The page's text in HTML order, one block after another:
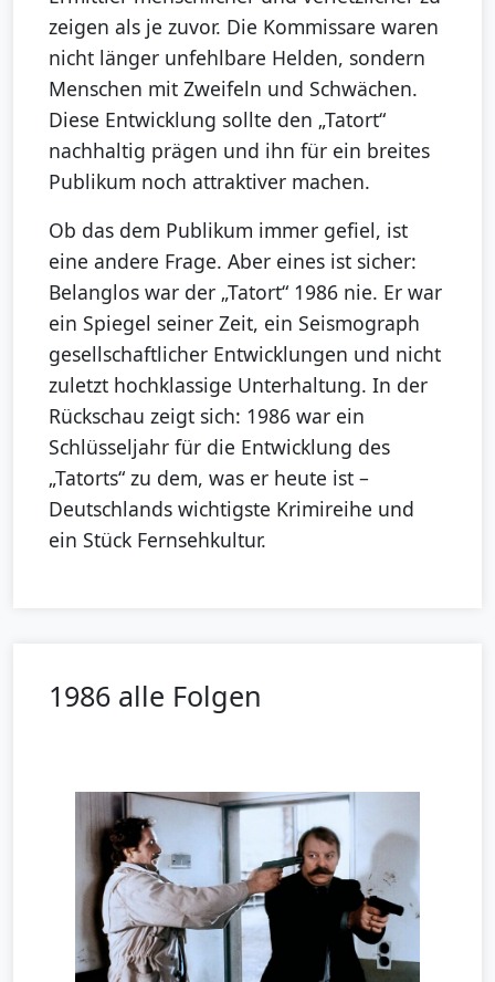
zeigen als je zuvor. Die Kommissare waren
nicht länger unfehlbare Helden, sondern
Menschen mit Zweifeln und Schwächen.
Diese Entwicklung sollte den „Tatort“
nachhaltig prägen und ihn für ein breites
Publikum noch attraktiver machen.
Ob das dem Publikum immer gefiel, ist
eine andere Frage. Aber eines ist sicher:
Belanglos war der „Tatort“ 1986 nie. Er war
ein Spiegel seiner Zeit, ein Seismograph
gesellschaftlicher Entwicklungen und nicht
zuletzt hochklassige Unterhaltung. In der
Rückschau zeigt sich: 1986 war ein
Schlüsseljahr für die Entwicklung des
„Tatorts“ zu dem, was er heute ist –
Deutschlands wichtigste Krimireihe und
ein Stück Fernsehkultur.
1986 alle Folgen